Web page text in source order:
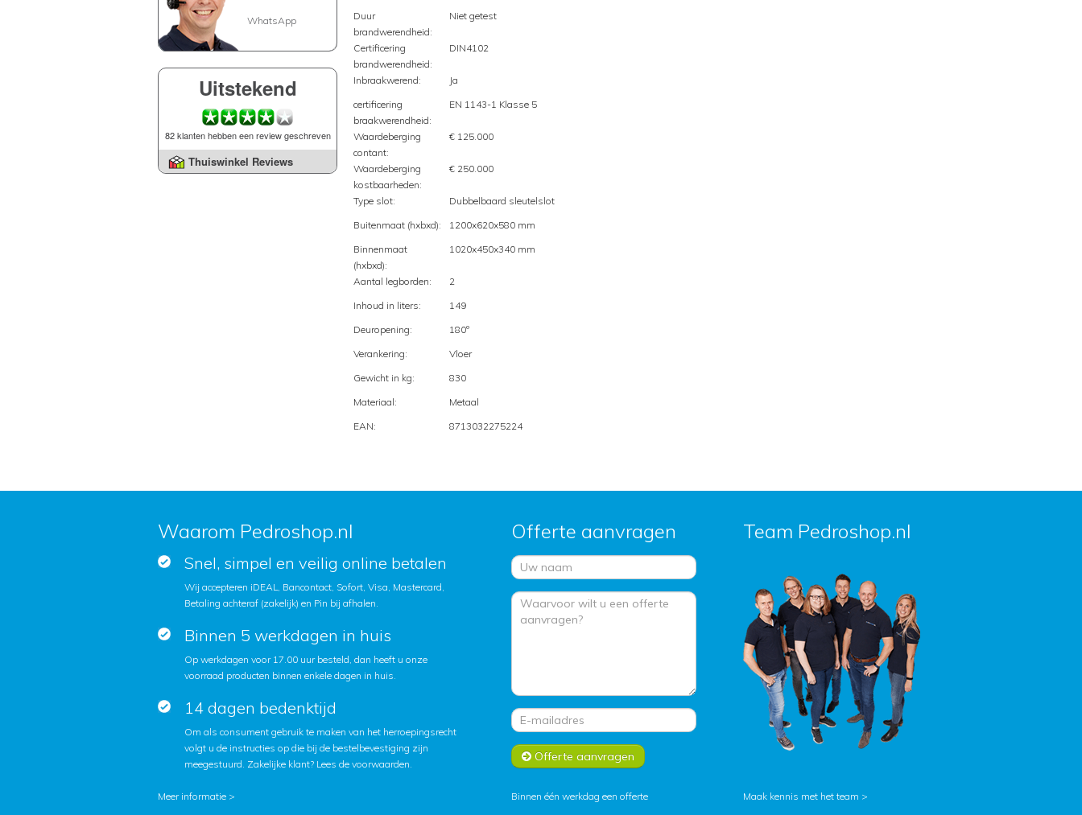
WhatsApp
Uitstekend
82 klanten hebben een review geschreven
Thuiswinkel Reviews
Duur
brandwerendheid:
Niet getest
Certificering
brandwerendheid:
DIN4102
Inbraakwerend:
Ja
certificering
braakwerendheid:
EN 1143-1 Klasse 5
Waardeberging
contant:
€ 125.000
Waardeberging
kostbaarheden:
€ 250.000
Type slot:
Dubbelbaard sleutelslot
Buitenmaat (hxbxd):
1200x620x580 mm
Binnenmaat
(hxbxd):
1020x450x340 mm
Aantal legborden:
2
Inhoud in liters:
149
Deuropening:
180º
Verankering:
Vloer
Gewicht in kg:
830
Materiaal:
Metaal
EAN:
8713032275224
Waarom Pedroshop.nl
Snel, simpel en veilig online betalen
Wij accepteren iDEAL, Bancontact, Sofort, Visa, Mastercard,
Betaling achteraf (zakelijk) en Pin bij afhalen.
Binnen 5 werkdagen in huis
Op werkdagen voor 17.00 uur besteld, dan heeft u onze
voorraad producten binnen enkele dagen in huis.
14 dagen bedenktijd
Om als consument gebruik te maken van het herroepingsrecht
volgt u de instructies op die bij de bestelbevestiging zijn
meegestuurd. Zakelijke klant? Lees de voorwaarden.
Offerte aanvragen
Offerte aanvragen
Team Pedroshop.nl
Meer informatie > Binnen één werkdag een offerte Maak kennis met het team >